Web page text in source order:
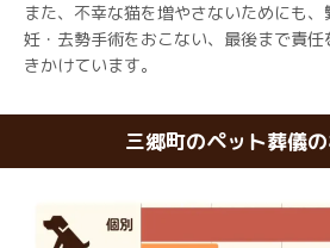
また、不幸な猫を増やさないためにも
妊・去勢手術をおこない、最後まで責
きかけています。
三郷町のペット葬儀